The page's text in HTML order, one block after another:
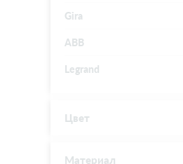
Gira
ABB
Legrand
Цвет
Материал